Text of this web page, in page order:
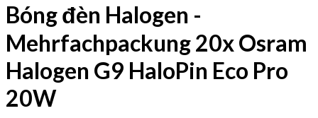
Bóng đèn Halogen -
Mehrfachpackung 20x Osram
Halogen G9 HaloPin Eco Pro
20W